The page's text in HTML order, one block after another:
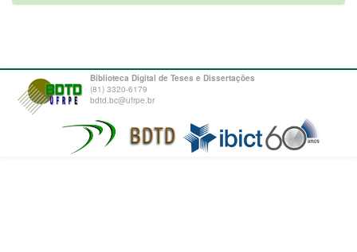
Biblioteca Digital de Teses e Dissertações
(81) 3320-6179
bdtd.bc@ufrpe.br